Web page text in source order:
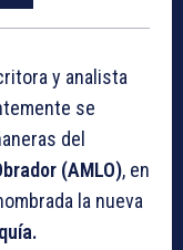
y analista
se
del
(AMLO), en
la nueva
.